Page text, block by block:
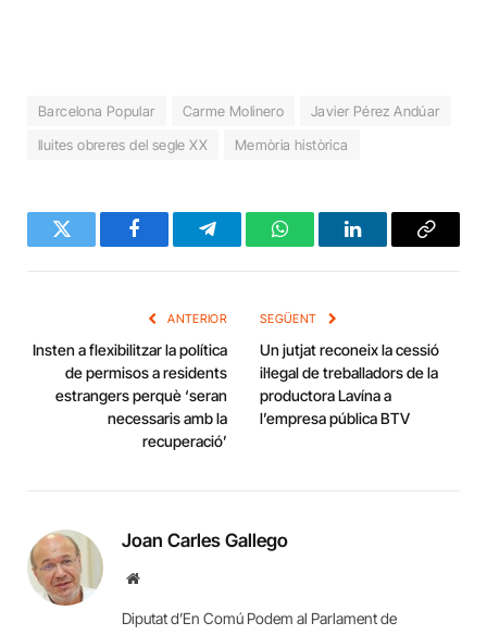
Barcelona Popular Carme Molinero
Javier Pérez Andúar
lluites obreres del segle XX
Memòria històrica
Twitter FacebookTelegramWhatsAppLinkedInCopy
ANTERIOR
Insten a flexibilitzar la política
de permisos a residents
estrangers perquè ‘seran
necessaris amb la
recuperació’
SEGÜENT
Un jutjat reconeix la cessió
il·legal de treballadors de la
productora Lavína a
l’empresa pública BTV
Joan Carles Gallego
Website
Diputat d’En Comú Podem al Parlament de